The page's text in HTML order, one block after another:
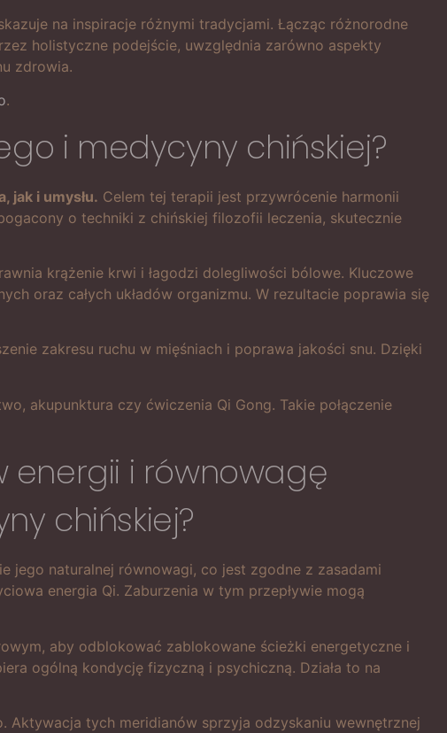
na inspiracje różnymi tradycjami. Łącząc różnorodne
holistyczne podejście, uwzględnia zarówno aspekty
zdrowia.
.
i medycyny chińskiej?
jak i umysłu. Celem tej terapii jest przywrócenie harmonii
o techniki z chińskiej filozofii leczenia, skutecznie
krążenie krwi i łagodzi dolegliwości bólowe. Kluczowe
oraz całych układów organizmu. W rezultacie poprawia się
zakresu ruchu w mięśniach i poprawa jakości snu. Dzięki
akupunktura czy ćwiczenia Qi Gong. Takie połączenie
energii i równowagę
chińskiej?
jego naturalnej równowagi, co jest zgodne z zasadami
energia Qi. Zaburzenia w tym przepływie mogą
aby odblokować zablokowane ścieżki energetyczne i
ogólną kondycję fizyczną i psychiczną. Działa to na
Aktywacja tych meridianów sprzyja odzyskaniu wewnętrznej